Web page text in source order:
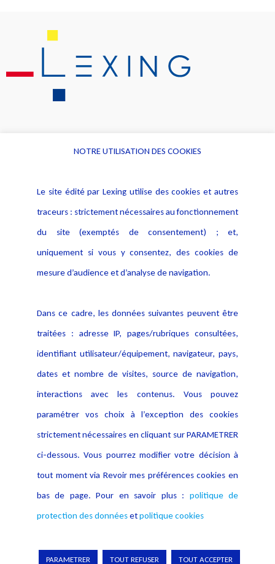
Alerte professionnelle
Déclaration d'accessibilité
Notice Légale
Politique de protection des
données
Publications
Copyright © 2026 Lexing
NOTRE UTILISATION DES COOKIES
Le site édité par Lexing utilise des cookies et autres
traceurs : strictement nécessaires au fonctionnement
du site (exemptés de consentement) ; et,
uniquement si vous y consentez, des cookies de
mesure d’audience et d’analyse de navigation.
Dans ce cadre, les données suivantes peuvent être
traitées : adresse IP, pages/rubriques consultées,
identifiant utilisateur/équipement, navigateur, pays,
dates et nombre de visites, source de navigation,
interactions avec les contenus. Vous pouvez
paramétrer vos choix à l’exception des cookies
strictement nécessaires en cliquant sur PARAMETRER
ci-dessous. Vous pourrez modifier votre décision à
tout moment via Revoir mes préférences cookies en
bas de page. Pour en savoir plus : politique de
protection des donnéesetpolitique cookies
PARAMETRER TOUT REFUSER TOUT ACCEPTER